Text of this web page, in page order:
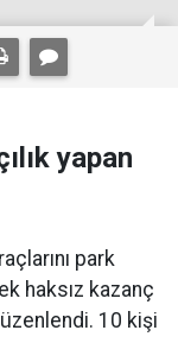
yapan
park
haksız kazanç
10 kişi